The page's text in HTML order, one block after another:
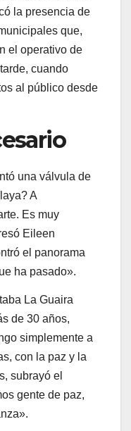
la presencia de
que,
el operativo de
cuando
al público desde
una válvula de
A
Es muy
Eileen
el panorama
ha pasado».
La Guaira
de 30 años,
simplemente a
con la paz y la
subrayó el
gente de paz,